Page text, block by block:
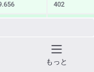
402
58
もっと